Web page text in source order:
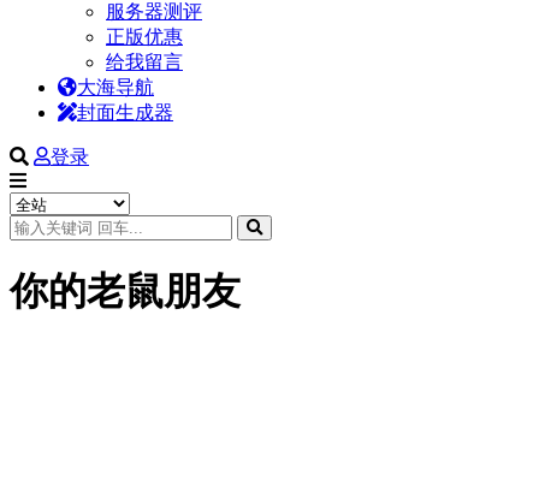
服务器测评
正版优惠
给我留言
大海导航
封面生成器
登录
你的老鼠朋友